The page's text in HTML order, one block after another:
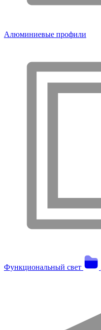
Алюминиевые профили
Функциональный свет